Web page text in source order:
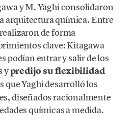
y M. Yaghi consolidaron
arquitectura química. Entre
de forma
clave: Kitagawa
podían entrar y salir de los
ypredijo su flexibilidad
que Yaghi desarrolló los
diseñados racionalmente
químicas a medida.